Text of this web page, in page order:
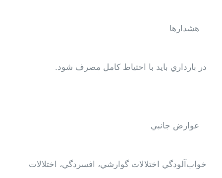
هشدارها
در بارداري بايد با احتياط كامل مصرف شود.
عوارض جانبي
خواب‌آلودگي اختلالات گوارشي، افسردگي، اختلالات